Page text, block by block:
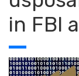
in FBI